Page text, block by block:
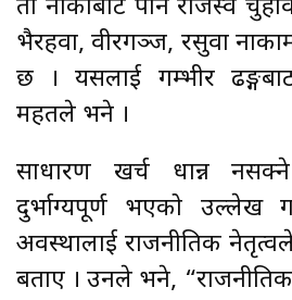
ती नाकाबाट पनि राजस्व
भैरहवा, वीरगञ्ज, रसुवा
छ । यसलाई गम्भीर ढङ्गबाट
महतले भने ।
साधारण खर्च धान्न
दुर्भाग्यपूर्ण भएको उल्लेख
अवस्थालाई राजनीतिक
बताए । उनले भने,